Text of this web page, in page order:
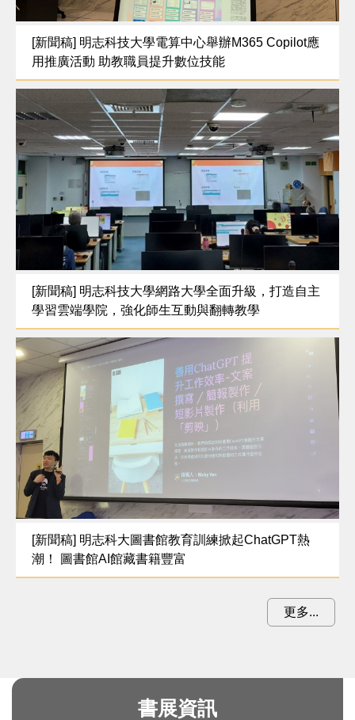
[新聞稿] 明志科技大學電算中心舉辦M365 Copilot應
用推廣活動 助教職員提升數位技能
[新聞稿] 明志科技大學網路大學全面升級，打造自主
學習雲端學院，強化師生互動與翻轉教學
[新聞稿] 明志科大圖書館教育訓練掀起ChatGPT熱
潮！ 圖書館AI館藏書籍豐富
更多...
書展資訊